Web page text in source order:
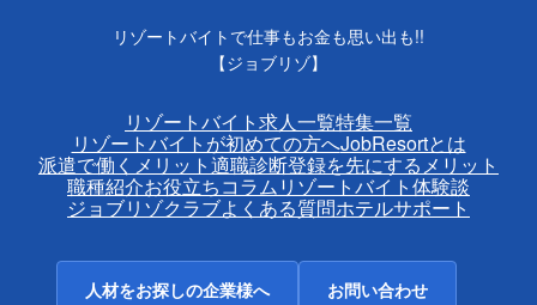
リゾートバイトで仕事もお金も思い出も!!
【ジョブリゾ】
リゾートバイト求人一覧特集一覧
リゾートバイトが初めての方へJobResortとは
派遣で働くメリット適職診断登録を先にするメリット
職種紹介お役立ちコラムリゾートバイト体験談
ジョブリゾクラブよくある質問ホテルサポート
人材をお探しの企業様へ お問い合わせ